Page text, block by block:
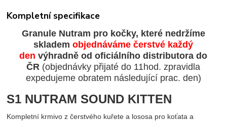
Kompletní specifikace
Granule Nutram pro kočky, které nedržíme
sklademobjednáváme čerstvé každý
den výhradně od oficiálního distributora do
ČR (objednávky přijaté do 11hod. zpravidla
expedujeme obratem následující prac. den)
S1 NUTRAM SOUND KITTEN
Kompletní krmivo z čerstvého kuřete a lososa pro koťata a